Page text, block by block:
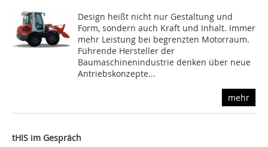
Design heißt nicht nur Gestaltung und
Form, sondern auch Kraft und Inhalt. Immer
mehr Leistung bei begrenzten Motorraum.
Führende Hersteller der
Baumaschinenindustrie denken über neue
Antriebskonzepte...
mehr
tHIS im Gespräch